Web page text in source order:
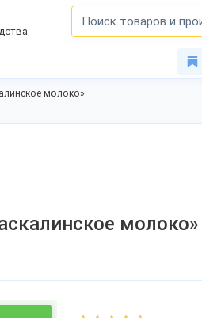
молоко»
молоко»